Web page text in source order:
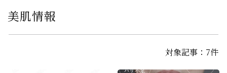
美肌情報
対象記事：7件